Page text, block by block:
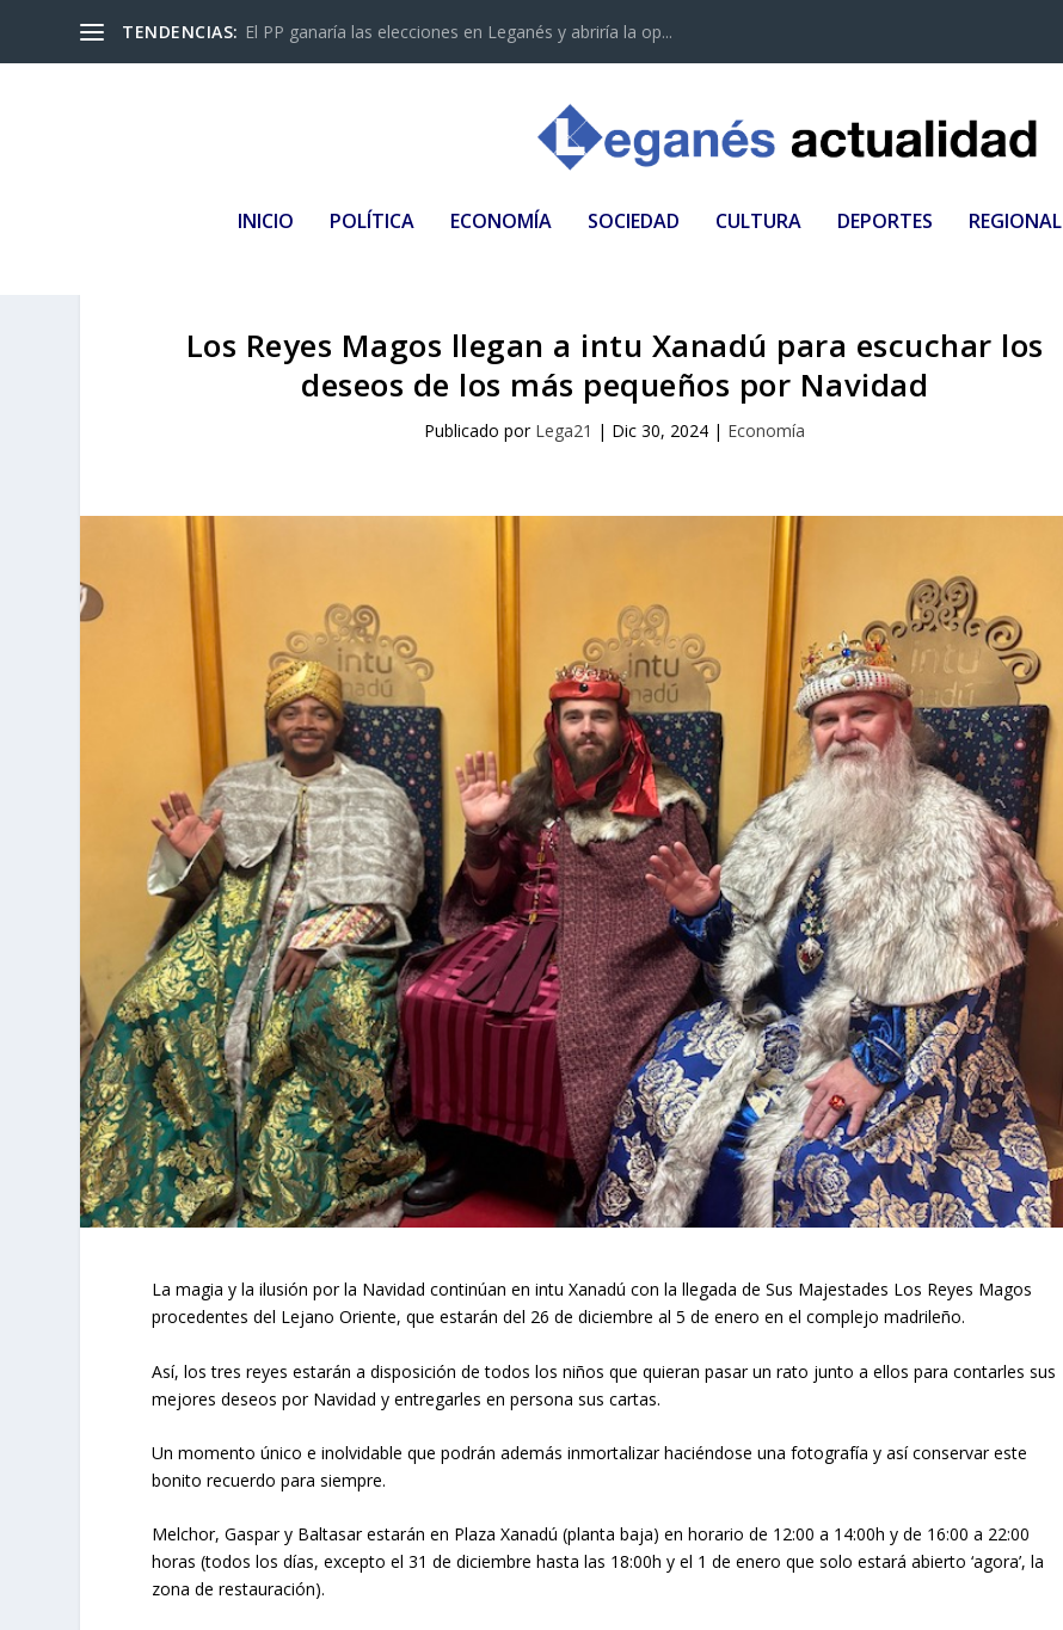
TENDENCIAS: El PP ganaría las elecciones en Leganés y abriría la op...
INICIO POLÍTICA ECONOMÍA SOCIEDAD CULTURA DEPORTES REGIONAL
Los Reyes Magos llegan a intu Xanadú para escuchar los
deseos de los más pequeños por Navidad
Publicado por Lega21 | Dic 30, 2024 | Economía
La magia y la ilusión por la Navidad continúan en intu Xanadú con la llegada de Sus Majestades Los Reyes Magos
procedentes del Lejano Oriente, que estarán del 26 de diciembre al 5 de enero en el complejo madrileño.
Así, los tres reyes estarán a disposición de todos los niños que quieran pasar un rato junto a ellos para contarles sus
mejores deseos por Navidad y entregarles en persona sus cartas.
Un momento único e inolvidable que podrán además inmortalizar haciéndose una fotografía y así conservar este
bonito recuerdo para siempre.
Melchor, Gaspar y Baltasar estarán en Plaza Xanadú (planta baja) en horario de 12:00 a 14:00h y de 16:00 a 22:00
horas (todos los días, excepto el 31 de diciembre hasta las 18:00h y el 1 de enero que solo estará abierto ‘agora’, la
zona de restauración).